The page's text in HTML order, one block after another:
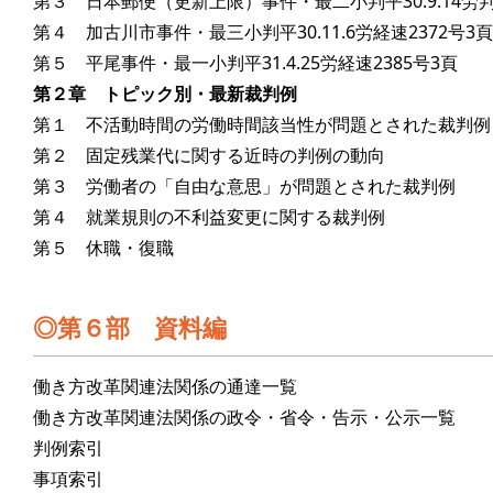
第４ 加古川市事件・最三小判平30.11.6労経速2372号3頁
第５ 平尾事件・最一小判平31.4.25労経速2385号3頁
第２章 トピック別・最新裁判例
第１ 不活動時間の労働時間該当性が問題とされた裁判例
第２ 固定残業代に関する近時の判例の動向
第３ 労働者の「自由な意思」が問題とされた裁判例
第４ 就業規則の不利益変更に関する裁判例
第５ 休職・復職
第６部 資料編
働き方改革関連法関係の通達一覧
働き方改革関連法関係の政令・省令・告示・公示一覧
判例索引
事項索引